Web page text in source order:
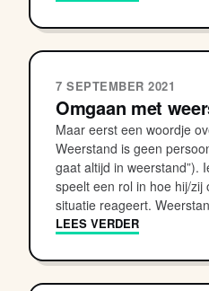
7 SEPTEMBER 2021
Omgaan met
Maar eerst een woordje
Weerstand is geen
gaat altijd in weerstand”).
speelt een rol in hoe hij/zij
situatie reageert.
LEES VERDER